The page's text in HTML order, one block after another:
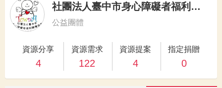
社團法人臺中市身心障礙者福利關懷協會
公益團體
資源分享
4
資源需求
122
資源提案
4
指定捐贈
0